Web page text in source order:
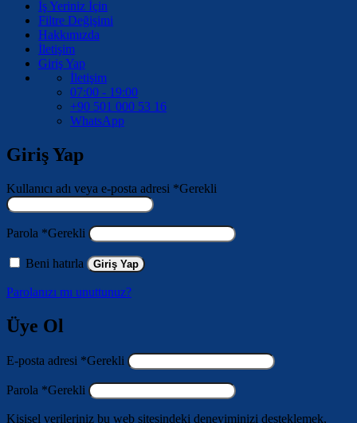
İş Yeriniz İçin
Filtre Değişimi
Hakkımızda
İletişim
Giriş Yap
İletişim
07:00 - 19:00
+90 501 000 53 16
WhatsApp
Giriş Yap
Kullanıcı adı veya e-posta adresi *Gerekli
Parola *Gerekli
Beni hatırla Giriş Yap
Parolanızı mı unuttunuz?
Üye Ol
E-posta adresi *Gerekli
Parola *Gerekli
Kişisel verileriniz bu web sitesindeki deneyiminizi desteklemek,